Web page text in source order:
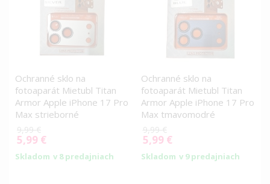
Ochranné sklo na
fotoaparát Mietubl Titan
Armor Apple iPhone 17 Pro
Max strieborné
9,99 €
Special
Price
5,99 €
Skladom v 8 predajniach
Ochranné sklo na
fotoaparát Mietubl Titan
Armor Apple iPhone 17 Pro
Max tmavomodré
9,99 €
Special
Price
5,99 €
Skladom v 9 predajniach